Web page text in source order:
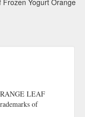
or card or
... with your gift
cards/
Leaf Frozen Yogurt
Frozen Yogurt Orange
LEAF
of